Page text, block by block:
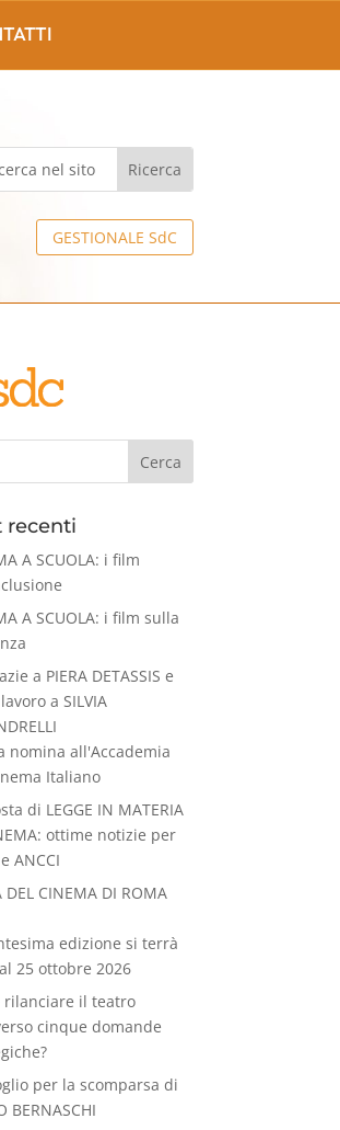
GESTIONALE SdC
Cerca
recenti
A SCUOLA: i film
A SCUOLA: i film sulla
a PIERA DETASSIS e
a SILVIA
nomina all'Accademia
Italiano
di LEGGE IN MATERIA
ottime notizie per
ANCCI
DEL CINEMA DI ROMA
edizione si terrà
25 ottobre 2026
rilanciare il teatro
cinque domande
per la scomparsa di
BERNASCHI